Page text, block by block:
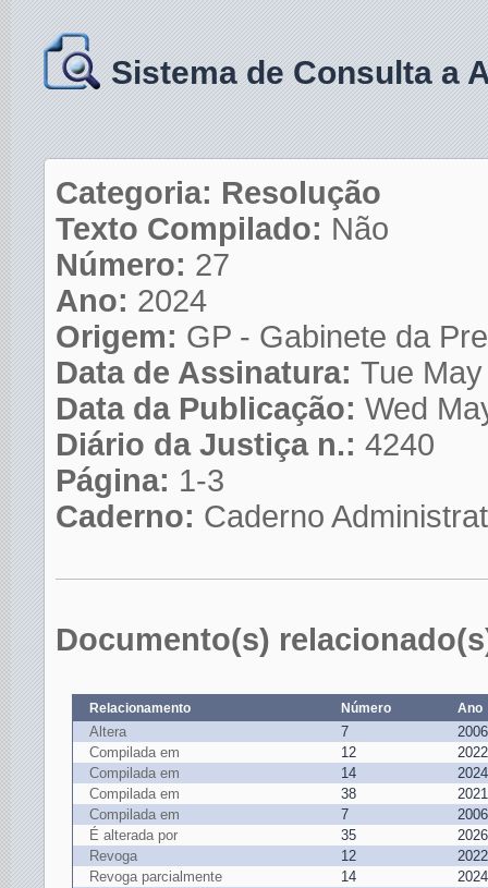
Sistema de Consulta a
Categoria: Resolução
Texto Compilado: Não
Número: 27
Ano: 2024
Origem: GP - Gabinete da
Data de Assinatura: Tue
Data da Publicação: Wed
Diário da Justiça n.: 4240
Página: 1-3
Caderno: Caderno
Documento(s)
Relacionamento Número Ano
Altera 7
2006
Compilada em
12
2022
Compilada em
14
2024
Compilada em
38
2021
Compilada em
7
2006
É alterada por
35
2026
Revoga
12
2022
Revoga parcialmente
14
2024